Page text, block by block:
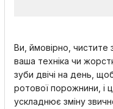
Ви, ймовірно, чистите
ваша техніка чи
зуби двічі на день,
ротової порожнини, і
ускладнює зміну